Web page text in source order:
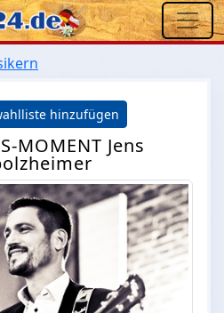
hinzufügen
MOMENT Jens